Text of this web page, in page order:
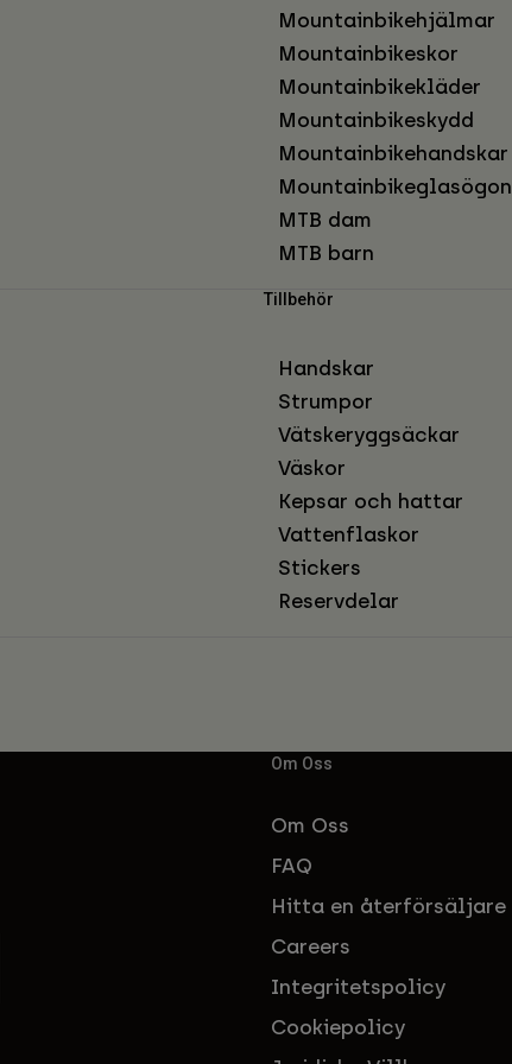
Mountainbikehjälmar
Mountainbikeskor
Mountainbikekläder
Mountainbikeskydd
Mountainbikehandskar
Mountainbikeglasögon
MTB dam
MTB barn
Tillbehör
Handskar
Strumpor
Vätskeryggsäckar
Väskor
Kepsar och hattar
Vattenflaskor
Stickers
Reservdelar
Om Oss
Om Oss
FAQ
Hitta en återförsäljare
Careers
Integritetspolicy
Cookiepolicy